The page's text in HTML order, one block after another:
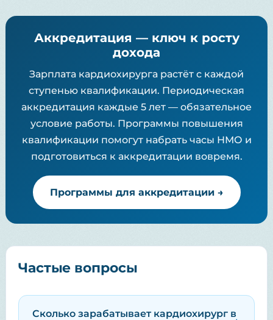
Аккредитация — ключ к росту
дохода
Зарплата кардиохирурга растёт с каждой
ступенью квалификации. Периодическая
аккредитация каждые 5 лет — обязательное
условие работы. Программы повышения
квалификации помогут набрать часы НМО и
подготовиться к аккредитации вовремя.
Программы для аккредитации →
Частые вопросы
Сколько зарабатывает кардиохирург в